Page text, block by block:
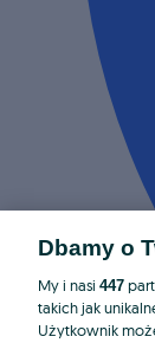
Dbamy o
My i nasi 447
takich jak
Użytkownik